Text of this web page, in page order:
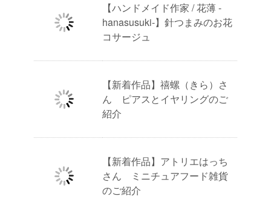
【ハンドメイド作家 / 花薄 -
hanasusuki-】針つまみのお花
コサージュ
【新着作品】禧螺（きら）さ
ん ピアスとイヤリングのご
紹介
【新着作品】アトリエはっち
さん ミニチュアフード雑貨
のご紹介